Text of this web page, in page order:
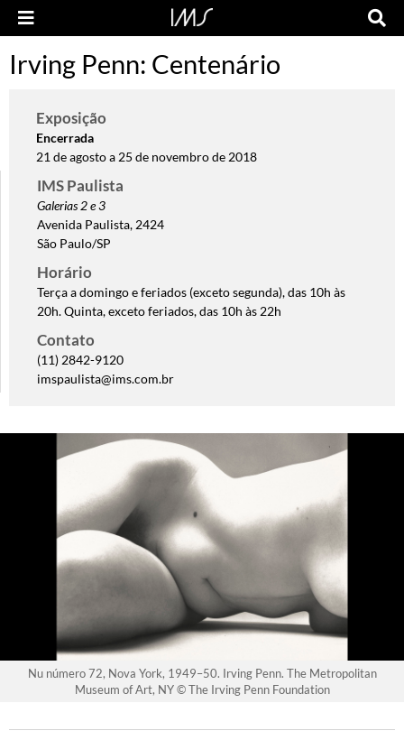
Irving Penn: Centenário
Exposição
Encerrada
21 de agosto a 25 de novembro de 2018
IMS Paulista
Galerias 2 e 3
Avenida Paulista, 2424
São Paulo/SP
Horário
Terça a domingo e feriados (exceto segunda), das 10h às
20h. Quinta, exceto feriados, das 10h às 22h
Contato
(11) 2842-9120
imspaulista@ims.com.br
Nu número 72, Nova York, 1949–50. Irving Penn. The Metropolitan
Museum of Art, NY © The Irving Penn Foundation